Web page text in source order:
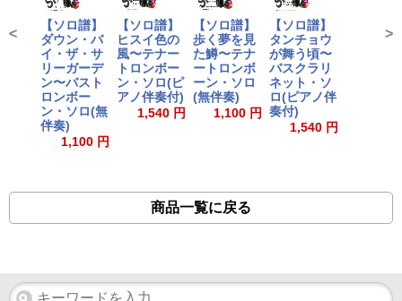
【ソロ譜】
ダウン・バ
イ・ザ・サ
リーガーデ
ン〜バスト
ロンボー
ン・ソロ(無
伴奏)
1,100 円
【ソロ譜】
ヒスイ色の
風〜テナー
トロンボー
ン・ソロ(ピ
アノ伴奏付)
1,540 円
【ソロ譜】
歩く夢を見
た鱒〜テナ
ートロンボ
ーン・ソロ
(無伴奏)
1,100 円
【ソロ譜】
タンチョウ
が舞う頃〜
バスクラリ
ネット・ソ
ロ(ピアノ伴
奏付)
1,540 円
< >
商品一覧に戻る